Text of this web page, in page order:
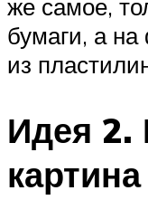
же самое,
бумаги, а
из
Идея 2.